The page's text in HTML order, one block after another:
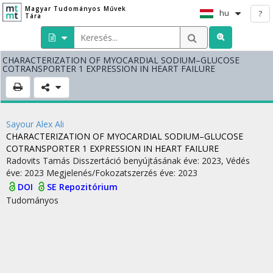
Magyar Tudományos Művek
Tára
hu ?
CHARACTERIZATION OF MYOCARDIAL SODIUM–GLUCOSE
COTRANSPORTER 1 EXPRESSION IN HEART FAILURE
Sayour Alex Ali
CHARACTERIZATION OF MYOCARDIAL SODIUM–GLUCOSE
COTRANSPORTER 1 EXPRESSION IN HEART FAILURE
Radovits Tamás Disszertáció benyújtásának éve: 2023, Védés
éve: 2023 Megjelenés/Fokozatszerzés éve: 2023
DOI
SE Repozitórium
Tudományos